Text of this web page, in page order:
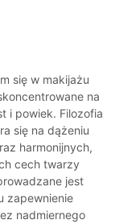
się w makijażu
na
i powiek. Filozofia
się na dążeniu
harmonijnych,
cech twarzy
jest
zapewnienie
nadmiernego